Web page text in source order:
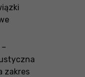
zakres